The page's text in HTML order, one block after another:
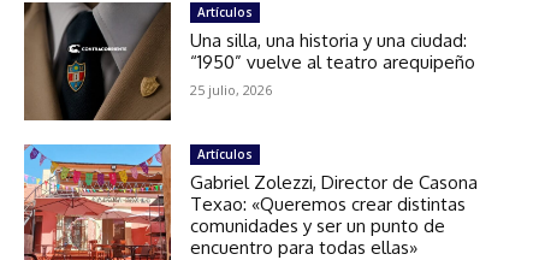
Artículos
Una silla, una historia y una ciudad:
“1950” vuelve al teatro arequipeño
25 julio, 2026
Artículos
Gabriel Zolezzi, Director de Casona
Texao: «Queremos crear distintas
comunidades y ser un punto de
encuentro para todas ellas»